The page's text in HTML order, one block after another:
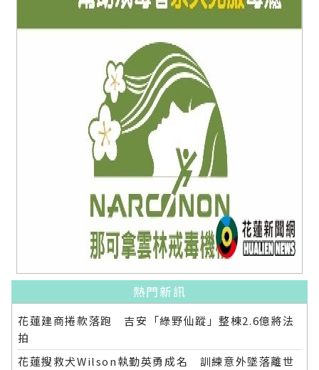
熱門新訊
花蓮建商捲款落跑 吉安「綠野仙蹤」整棟2.6億將法
拍
花蓮搜救犬Wilson執勤英勇成名 訓練意外墜落離世